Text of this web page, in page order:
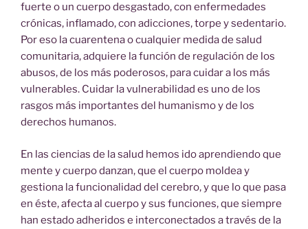
fuerte o un cuerpo desgastado, con enfermedades
crónicas, inflamado, con adicciones, torpe y sedentario.
Por eso la cuarentena o cualquier medida de salud
comunitaria, adquiere la función de regulación de los
abusos, de los más poderosos, para cuidar a los más
vulnerables. Cuidar la vulnerabilidad es uno de los
rasgos más importantes del humanismo y de los
derechos humanos.
En las ciencias de la salud hemos ido aprendiendo que
mente y cuerpo danzan, que el cuerpo moldea y
gestiona la funcionalidad del cerebro, y que lo que pasa
en éste, afecta al cuerpo y sus funciones, que siempre
han estado adheridos e interconectados a través de la